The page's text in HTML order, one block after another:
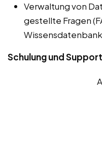
Verwaltung von
gestellte Fragen
Schulung und